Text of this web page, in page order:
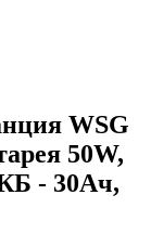
WSG
50W,
- 30Ач,